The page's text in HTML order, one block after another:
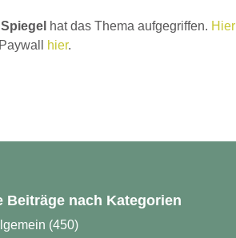
Spiegel hat das Thema aufgegriffen. Hier
hier.
Beiträge nach Kategorien
(450)